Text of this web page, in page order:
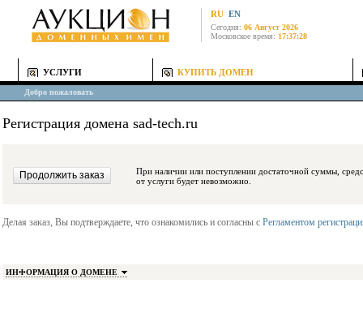
RU EN
Сегодня: 06 Август 2026
Московское время: 17:37:28
УСЛУГИ КУПИТЬ ДОМЕН
Добро пожаловать
Регистрация домена sad-tech.ru
При наличии или поступлении достаточной суммы, средства будут
от услуги будет невозможно.
Делая заказ, Вы подтверждаете, что ознакомились и согласны с Регламентом
ИНФОРМАЦИЯ О ДОМЕНЕ